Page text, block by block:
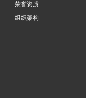
荣誉资质
组织架构